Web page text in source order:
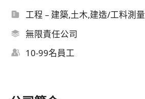
工程 – 建築,土木,建造/工料測量
無限責任公司
10-99名員工